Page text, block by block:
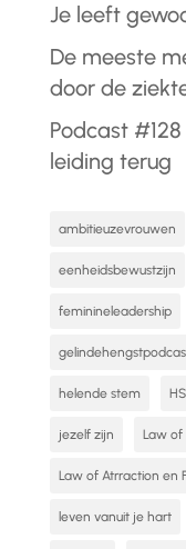
Je leeft
De meeste
door de
Podcast
leiding terug
ambitieuzevrouwen
eenheidsbewustzijn
feminineleadership
helende stem
jezelf zijn Law of
Law of Atrraction en
leven vanuit je hart